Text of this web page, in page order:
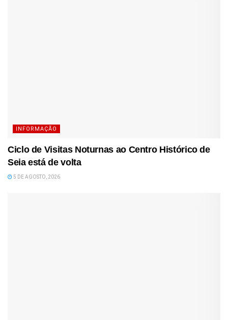
INFORMAÇÃO
Ciclo de Visitas Noturnas ao Centro Histórico de
Seia está de volta
5 DE AGOSTO, 2026